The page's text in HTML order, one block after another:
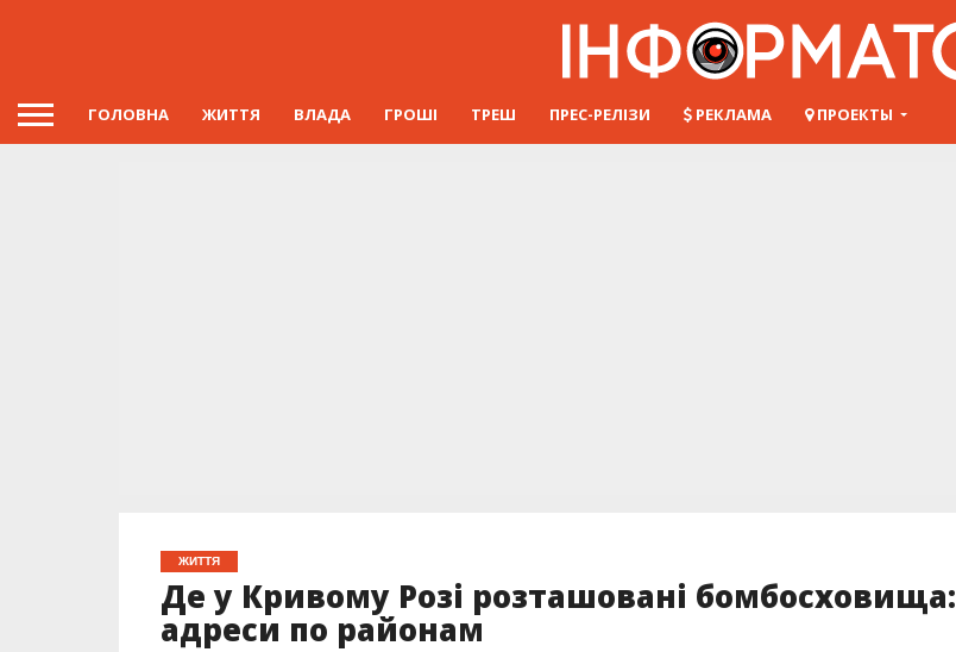
ГОЛОВНА ЖИТТЯ ВЛАДА ГРОШІ ТРЕШ ПРЕС-РЕЛІЗИ РЕКЛАМА ПРОЕКТЫ
ЖИТТЯ
Де у Кривому Розі розташовані бомбосховища:
адреси по районам